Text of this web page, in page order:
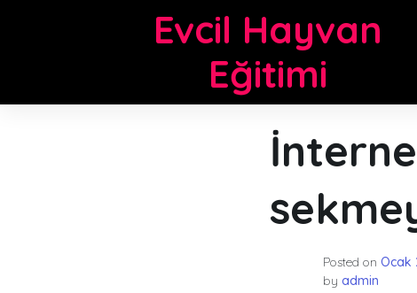
Evcil Hayvan
Eğitimi
Posted on Ocak
by admin